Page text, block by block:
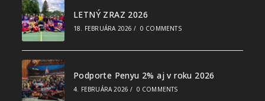
LETNÝ ZRAZ 2026
18. FEBRUÁRA 2026 / 0 COMMENTS
Podporte Penyu 2% aj v roku 2026
4. FEBRUÁRA 2026 / 0 COMMENTS